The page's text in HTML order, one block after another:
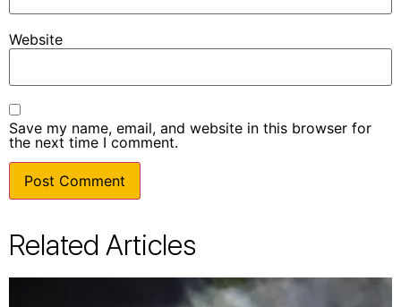
Website
Save my name, email, and website in this browser for
the next time I comment.
Related Articles